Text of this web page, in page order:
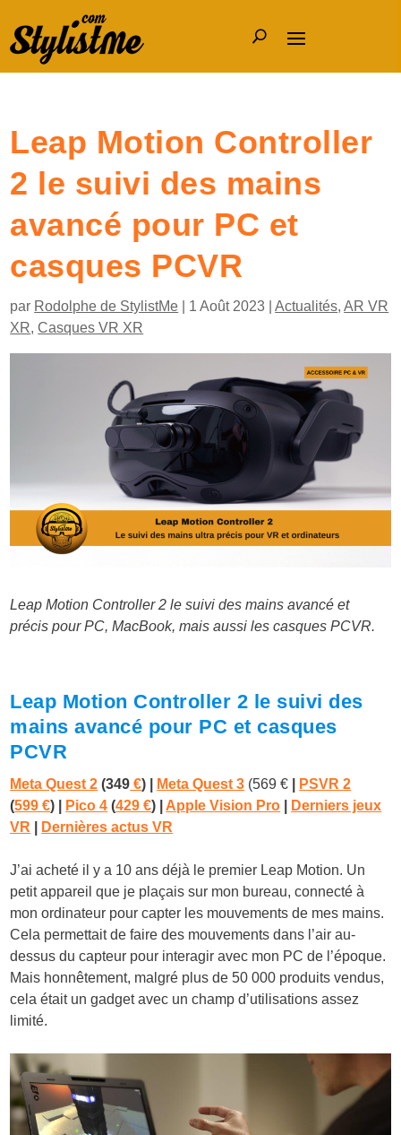
Leap Motion Controller
2 le suivi des mains
avancé pour PC et
casques PCVR
par Rodolphe de StylistMe 1 Août 2023 |Actualités,AR VR
XR,Casques VR XR
Leap Motion Controller 2 le suivi des mains avancé et
précis pour PC, MacBook, mais aussi les casques PCVR.
Leap Motion Controller 2 le suivi des
mains avancé pour PC et casques
PCVR
Meta Quest 2 (349 €) | Meta Quest 3 (569 €
PSVR 2
(599 €) | Pico 4 (429 €) | Apple Vision Pro
Derniers jeux
VR
Dernières actus VR
J’ai acheté il y a 10 ans déjà le premier Leap Motion. Un
petit appareil que je plaçais sur mon bureau, connecté à
mon ordinateur pour capter les mouvements de mes mains.
Cela permettait de faire des mouvements dans l’air au-
dessus du capteur pour interagir avec mon PC de l’époque.
Mais honnêtement, malgré plus de 50 000 produits vendus,
cela était un gadget avec un champ d’utilisations assez
limité.